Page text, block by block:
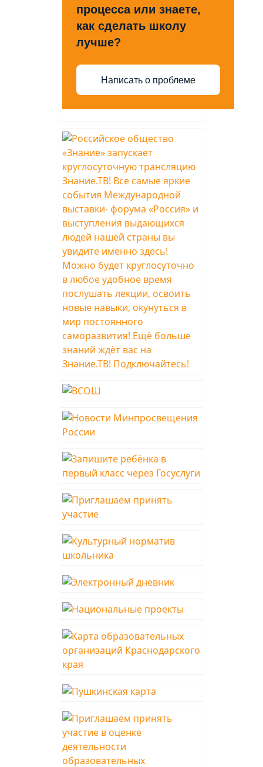
процесса или знаете,
как сделать школу
лучше?
Написать о проблеме